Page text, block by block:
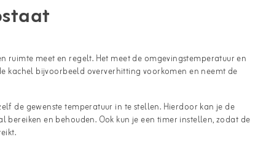
ruimte meet en regelt. Het meet de omgevingstemperatuur en
kachel bijvoorbeeld oververhitting voorkomen en neemt de
de gewenste temperatuur in te stellen. Hierdoor kan je de
en behouden. Ook kun je een timer instellen, zodat de